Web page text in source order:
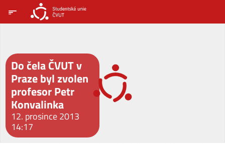
Do čela ČVUT v
Praze byl zvolen
profesor Petr
Konvalinka
12. prosince 2013
14:17